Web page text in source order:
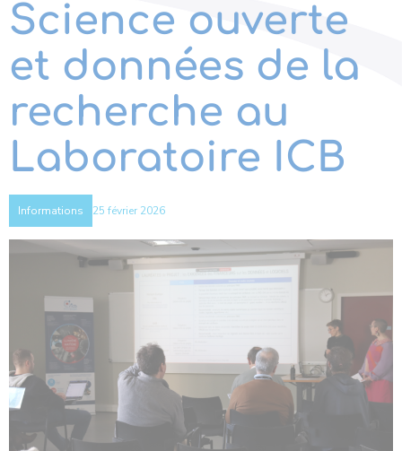
Science ouverte
et données de la
recherche au
Laboratoire ICB
Informations 25 février 2026